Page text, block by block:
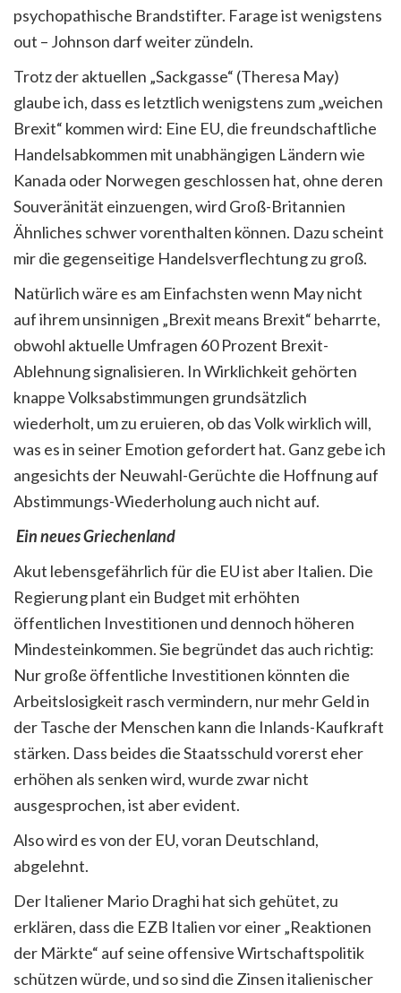
psychopathische Brandstifter. Farage ist wenigstens
out – Johnson darf weiter zündeln.
Trotz der aktuellen „Sackgasse“ (Theresa May)
glaube ich, dass es letztlich wenigstens zum „weichen
Brexit“ kommen wird: Eine EU, die freundschaftliche
Handelsabkommen mit unabhängigen Ländern wie
Kanada oder Norwegen geschlossen hat, ohne deren
Souveränität einzuengen, wird Groß-Britannien
Ähnliches schwer vorenthalten können. Dazu scheint
mir die gegenseitige Handelsverflechtung zu groß.
Natürlich wäre es am Einfachsten wenn May nicht
auf ihrem unsinnigen „Brexit means Brexit“ beharrte,
obwohl aktuelle Umfragen 60 Prozent Brexit-
Ablehnung signalisieren. In Wirklichkeit gehörten
knappe Volksabstimmungen grundsätzlich
wiederholt, um zu eruieren, ob das Volk wirklich will,
was es in seiner Emotion gefordert hat. Ganz gebe ich
angesichts der Neuwahl-Gerüchte die Hoffnung auf
Abstimmungs-Wiederholung auch nicht auf.
Ein neues Griechenland
Akut lebensgefährlich für die EU ist aber Italien. Die
Regierung plant ein Budget mit erhöhten
öffentlichen Investitionen und dennoch höheren
Mindesteinkommen. Sie begründet das auch richtig:
Nur große öffentliche Investitionen könnten die
Arbeitslosigkeit rasch vermindern, nur mehr Geld in
der Tasche der Menschen kann die Inlands-Kaufkraft
stärken. Dass beides die Staatsschuld vorerst eher
erhöhen als senken wird, wurde zwar nicht
ausgesprochen, ist aber evident.
Also wird es von der EU, voran Deutschland,
abgelehnt.
Der Italiener Mario Draghi hat sich gehütet, zu
erklären, dass die EZB Italien vor einer „Reaktionen
der Märkte“ auf seine offensive Wirtschaftspolitik
schützen würde, und so sind die Zinsen italienischer